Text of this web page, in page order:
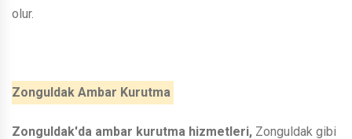
olur.
Zonguldak Ambar Kurutma
Zonguldak'da ambar kurutma hizmetleri, Zonguldak gibi